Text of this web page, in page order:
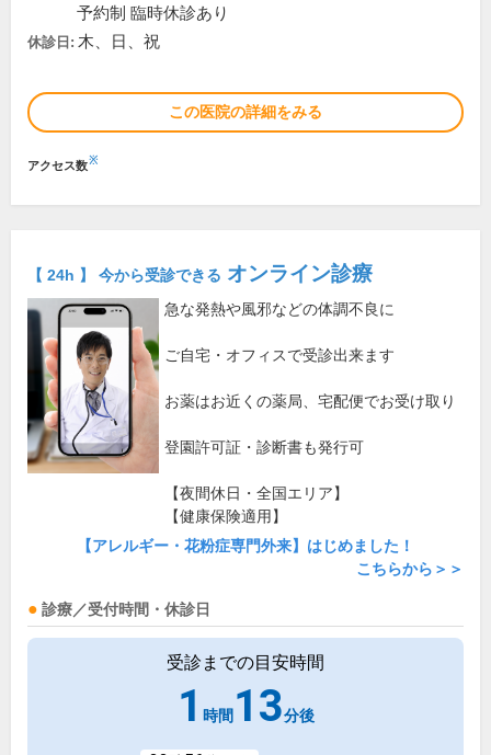
予約制 臨時休診あり
休診日: 木、日、祝
この医院の詳細をみる
アクセス数※
【 24h 】 今から受診できる オンライン診療
急な発熱や風邪などの体調不良に
ご自宅・オフィスで受診出来ます
お薬はお近くの薬局、宅配便でお受け取り
登園許可証・診断書も発行可
【夜間休日・全国エリア】
【健康保険適用】
【アレルギー・花粉症専門外来】はじめました！
こちらから＞＞
診療／受付時間・休診日
受診までの目安時間
1 時間13分後